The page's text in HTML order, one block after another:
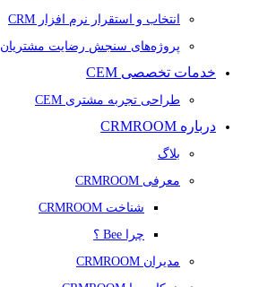
انتخاب و استقرار نرم افزار CRM
پروژه‌های سنجش رضایت مشتریان
خدمات تخصصی CEM
طراحی تجربه مشتری CEM
درباره CRMROOM
بلاگ
معرفی CRMROOM
شناخت CRMROOM
چرا Bee ؟
مدیران CRMROOM